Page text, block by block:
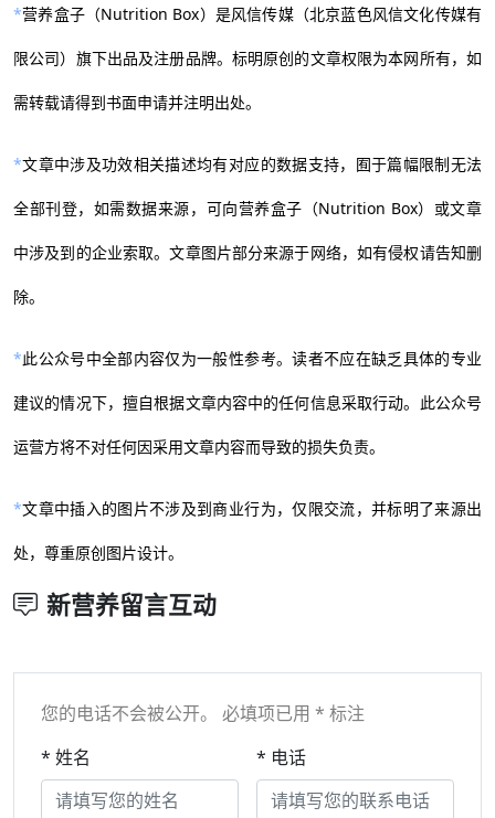
*营养盒子（Nutrition Box）是风信传媒（北京蓝色风信文化传媒有
限公司）旗下出品及注册品牌。标明原创的文章权限为本网所有，如
需转载请得到书面申请并注明出处。
*文章中涉及功效相关描述均有对应的数据支持，囿于篇幅限制无法
全部刊登，如需数据来源，可向营养盒子（Nutrition Box）或文章
中涉及到的企业索取。文章图片部分来源于网络，如有侵权请告知删
除。
*此公众号中全部内容仅为一般性参考。读者不应在缺乏具体的专业
建议的情况下，擅自根据文章内容中的任何信息采取行动。此公众号
运营方将不对任何因采用文章内容而导致的损失负责。
*文章中插入的图片不涉及到商业行为，仅限交流，并标明了来源出
处，尊重原创图片设计。
新营养留言互动
您的电话不会被公开。 必填项已用 * 标注
* 姓名
* 电话